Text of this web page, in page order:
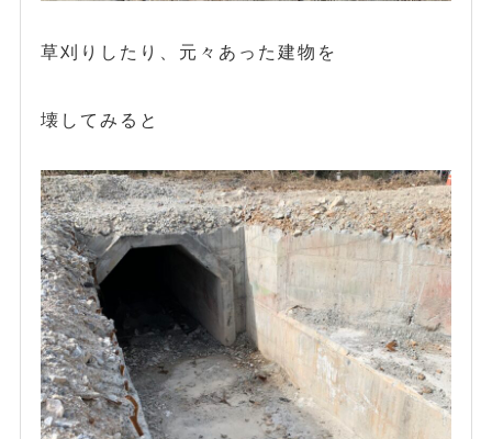
草刈りしたり、元々あった建物を
壊してみると